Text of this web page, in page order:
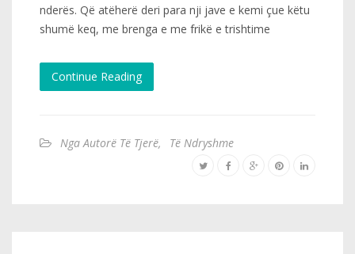
nderës. Që atëherë deri para nji jave e kemi çue këtu
shumë keq, me brenga e me frikë e trishtime
Continue Reading
Nga Autorë Të Tjerë, Të Ndryshme